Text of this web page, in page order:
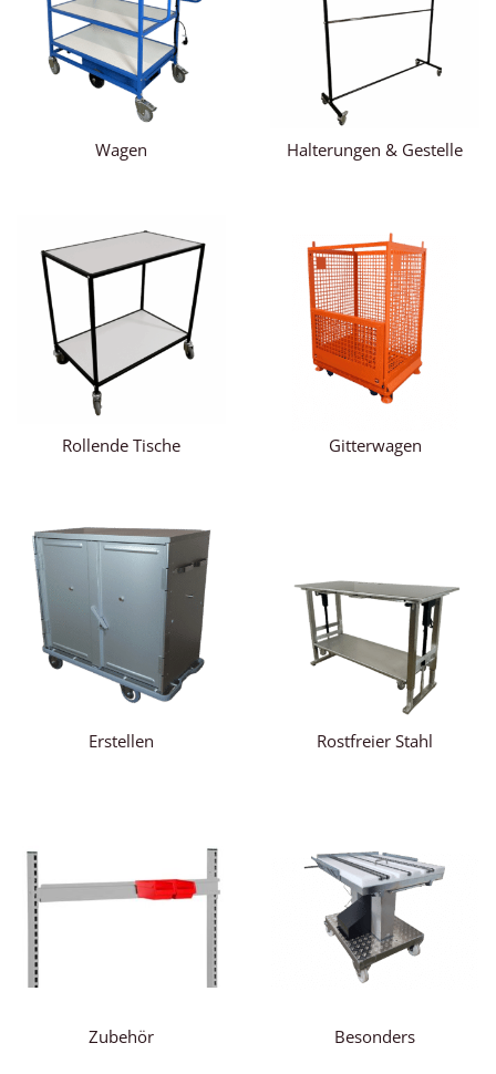
Wagen Halterungen & Gestelle
Rollende Tische Gitterwagen
Erstellen Rostfreier Stahl
Zubehör Besonders